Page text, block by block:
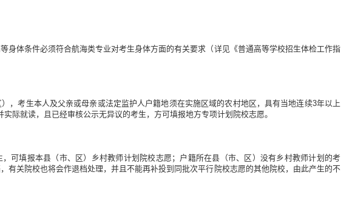
身体条件必须符合航海类专业对考生身体方面的有关要求（详见《普通高等学校招生体检工作指
，考生本人及父亲或母亲或法定监护人户籍地须在实施区域的农村地区，具有当地连续3年以上
际就读，且已经审核公示无异议的考生，方可填报地方专项计划院校志愿。
可填报本县（市、区）乡村教师计划院校志愿；户籍所在县（市、区）没有乡村教师计划的考
有关院校也将会作退档处理，并且不能再补投到同批次平行院校志愿的其他院校，由此产生的不